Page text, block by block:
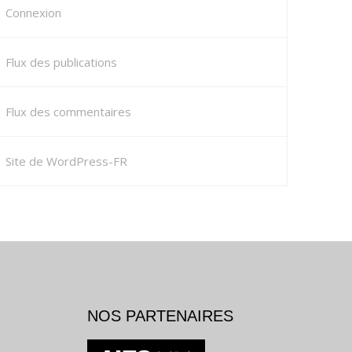
Connexion
Flux des publications
Flux des commentaires
Site de WordPress-FR
NOS PARTENAIRES